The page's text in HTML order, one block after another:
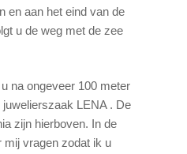
en aan het eind van de
u de weg met de zee
na ongeveer 100 meter
LENA . De
zijn hierboven. In de
mij vragen zodat ik u